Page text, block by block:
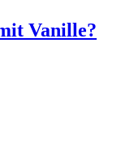
Vanille?